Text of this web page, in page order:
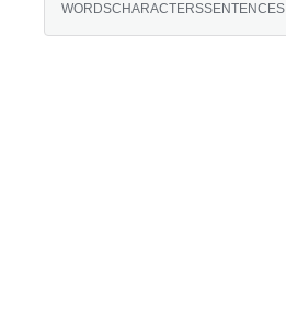
WORDSCHARACTERSSENTENCES